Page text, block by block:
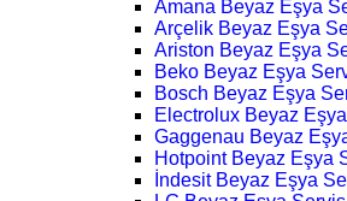
Amana Beyaz Eşya
Arçelik Beyaz Eşya
Ariston Beyaz Eşya
Beko Beyaz Eşya
Bosch Beyaz Eşya
Electrolux Beyaz
Gaggenau Beyaz
Hotpoint Beyaz Eşya
İndesit Beyaz Eşya